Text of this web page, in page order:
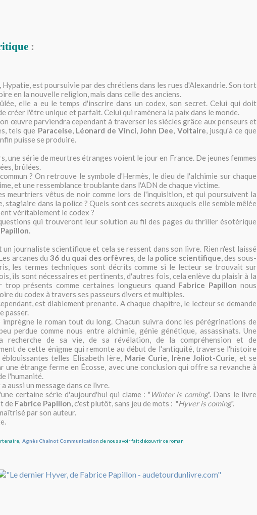
:
Hypatie, est poursuivie par des chrétiens dans les rues d'Alexandrie. Son tort
en la nouvelle religion, mais dans celle des anciens.
elle a eu le temps d'inscrire dans un codex, son secret. Celui qui doit
créer l'être unique et parfait. Celui qui ramènera la paix dans le monde.
œuvre parviendra cependant à traverser les siècles grâce aux penseurs et
tels que Paracelse, Léonard de Vinci,John Dee, Voltaire, jusqu'à ce que
puisse se produire.
une série de meurtres étranges voient le jour en France. De jeunes femmes
brûlées.
? On retrouve le symbole d'Hermès, le dieu de l'alchimie sur chaque
et une ressemblance troublante dans l'ADN de chaque victime.
meurtriers vêtus de noir comme lors de l'inquisition, et qui poursuivent la
stagiaire dans la police ? Quels sont ces secrets auxquels elle semble mêlée
véritablement le codex ?
qui trouveront leur solution au fil des pages du thriller ésotérique
.
un journaliste scientifique et cela se ressent dans son livre. Rien n'est laissé
arcanes du 36 du quai des orfèvres, de la police scientifique, des sous-
les termes techniques sont décrits comme si le lecteur se trouvait sur
ils sont nécessaires et pertinents, d'autres fois, cela enlève du plaisir à la
trop présents comme certaines longueurs quand Fabrice Papillon nous
du codex à travers ses passeurs divers et multiples.
est diablement prenante. A chaque chapitre, le lecteur se demande
passer.
imprègne le roman tout du long. Chacun suivra donc les pérégrinations de
perdue comme nous entre alchimie, génie génétique, assassinats. Une
recherche de sa vie, de sa révélation, de la compréhension et de
de cette énigme qui remonte au début de l'antiquité, traverse l'histoire
éblouissantes telles Elisabeth Ière, Marie Curie, Irène Joliot-Curie, et se
une étrange ferme en Écosse, avec une conclusion qui offre sa revanche à
l'humanité.
aussi un message dans ce livre.
certaine série d'aujourd'hui qui clame : " Winter is coming". Dans le livre
de Fabrice Papillon, c'est plutôt, sans jeu de mots : "Hyver is coming".
par son auteur.
Agnès Chalnot Communication de nous avoir fait découvrir ce roman